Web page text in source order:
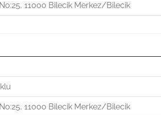
11000 Bilecik Merkez/Bilecik
11000 Bilecik Merkez/Bilecik